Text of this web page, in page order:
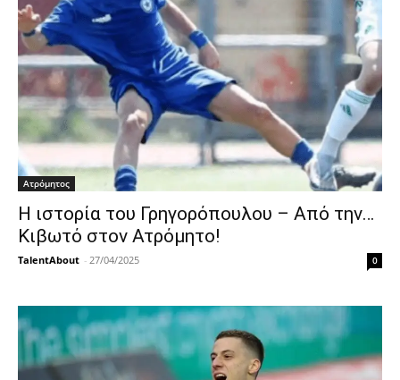
Ατρόμητος
Η ιστορία του Γρηγορόπουλου – Από την…
Κιβωτό στον Ατρόμητο!
TalentAbout - 27/04/2025 0